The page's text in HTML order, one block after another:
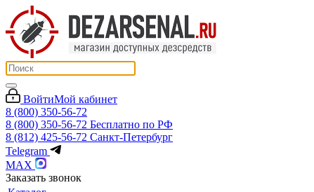
ВойтиМой кабинет
8 (800) 350-56-72
8 (800) 350-56-72 Бесплатно по РФ
8 (812) 425-56-72 Санкт-Петербург
Telegram
MAX
Заказать звонок